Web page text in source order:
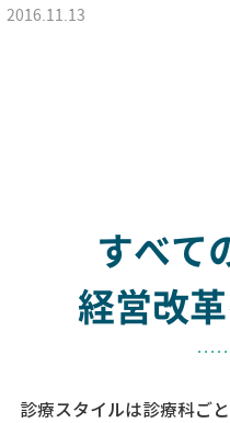
2016.11.13
すべて
経営改
診療スタイルは診療科ご